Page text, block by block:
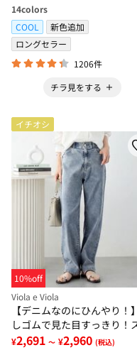
14colors
COOL
新色追加
ロングセラー
1206件
チラ見をする
イチオシ
10%off
Viola e Viola
【デニムなのにひんやり！
しゴムで見た目すっきり！
レッチ楽ちんデニム
¥2,691 ～ ¥2,960 (税込)